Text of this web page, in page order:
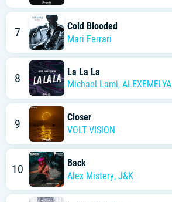
7
Cold Blooded
Mari Ferrari
8
La La La
Michael Lami, ALEXEMELYA
9
Closer
VOLT VISION
10
Back
Alex Mistery, J&K